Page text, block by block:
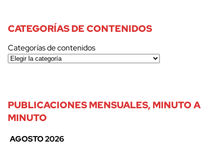
CATEGORÍAS DE CONTENIDOS
Categorías de contenidos
PUBLICACIONES MENSUALES, MINUTO A
MINUTO
AGOSTO 2026